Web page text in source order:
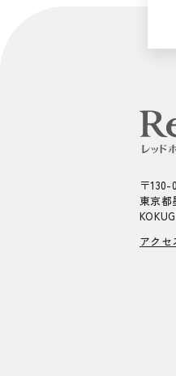
〒130-
東京都
アクセ